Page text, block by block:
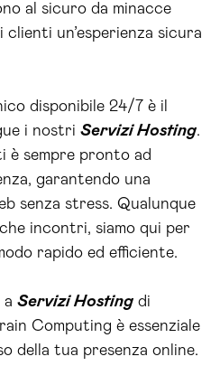
al sicuro da minacce
un’esperienza sicura
disponibile 24/7 è il
i nostri Servizi Hosting.
è sempre pronto ad
garantendo una
senza stress. Qualunque
incontri, siamo qui per
rapido ed efficiente.
a Servizi Hosting di
Computing è essenziale
della tua presenza online.